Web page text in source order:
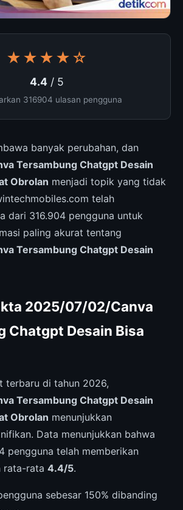
★★★★☆
4.4 / 5
316904 ulasan pengguna
banyak perubahan, dan
Tersambung Chatgpt Desain
Obrolan menjadi topik yang tidak
telah
dari 316.904 pengguna untuk
paling akurat tentang
Tersambung Chatgpt Desain
2025/07/02/Canva
Chatgpt Desain Bisa
terbaru di tahun 2026,
Tersambung Chatgpt Desain
Obrolan menunjukkan
Data menunjukkan bahwa
pengguna telah memberikan
rata-rata 4.4/5.
sebesar 150% dibanding